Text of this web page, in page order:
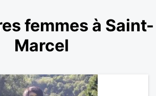
femmes à Saint-
Marcel